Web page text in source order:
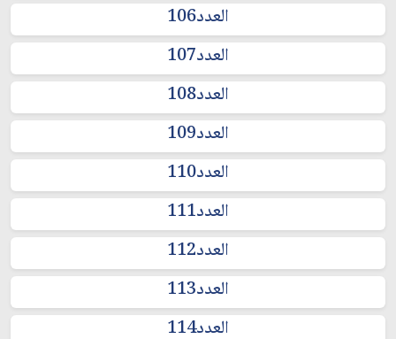
العدد106
العدد107
العدد108
العدد109
العدد110
العدد111
العدد112
العدد113
العدد114